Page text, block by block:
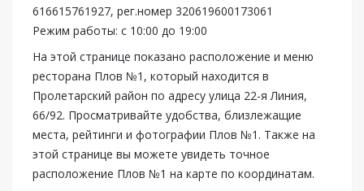
616615761927, рег.номер 320619600173061
Режим работы: с 10:00 до 19:00
На этой странице показано расположение и меню
ресторана Плов №1, который находится в
Пролетарский район по адресу улица 22-я Линия,
66/92. Просматривайте удобства, близлежащие
места, рейтинги и фотографии Плов №1. Также на
этой странице вы можете увидеть точное
расположение Плов №1 на карте по координатам.